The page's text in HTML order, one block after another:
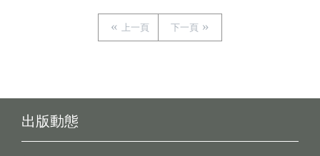
上一頁 下一頁
出版動態